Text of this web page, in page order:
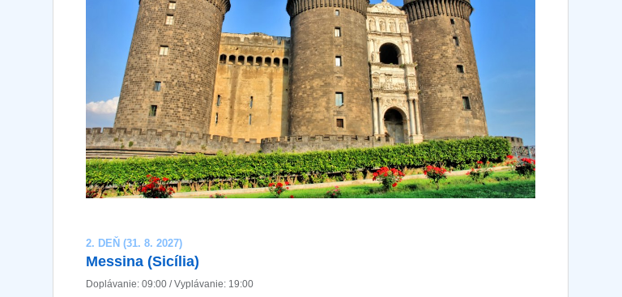
2. DEŇ (31. 8. 2027)
Messina (Sicília)
Doplávanie: 09:00 / Vyplávanie: 19:00